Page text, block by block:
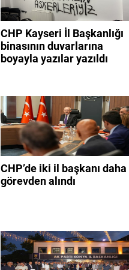
CHP Kayseri İl Başkanlığı
binasının duvarlarına
boyayla yazılar yazıldı
CHP’de iki il başkanı daha
görevden alındı